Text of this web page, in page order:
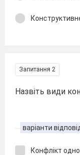
Запитання 2
Назвіть види
варіанти
Конфлікт